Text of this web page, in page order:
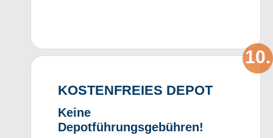
KOSTENFREIES DEPOT
Keine
Depotführungsgebühren!